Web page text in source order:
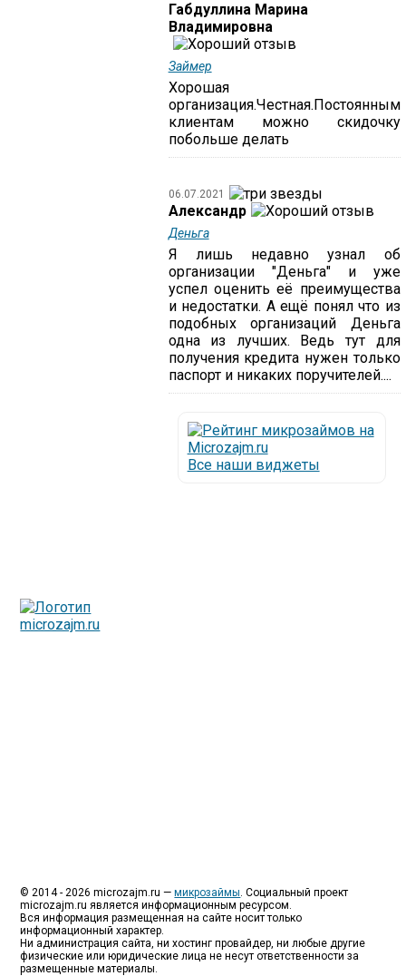
Габдуллина Марина
Владимировна
Займер
Хорошая
организация.Честная.Постоянным
клиентам можно скидочку
побольше делать
06.07.2021
Александр
Деньга
Я лишь недавно узнал об
организации "Деньга" и уже
успел оценить её преимущества
и недостатки. А ещё понял что из
подобных организаций Деньга
одна из лучших. Ведь тут для
получения кредита нужен только
паспорт и никаких поручителей....
Все наши виджеты
© 2014 - 2026 microzajm.ru —микрозаймы. Социальный проект
microzajm.ru является информационным ресурсом.
Вся информация размещенная на сайте носит только
информационный характер.
Ни администрация сайта, ни хостинг провайдер, ни любые другие
физические или юридические лица не несут ответственности за
размещенные материалы.